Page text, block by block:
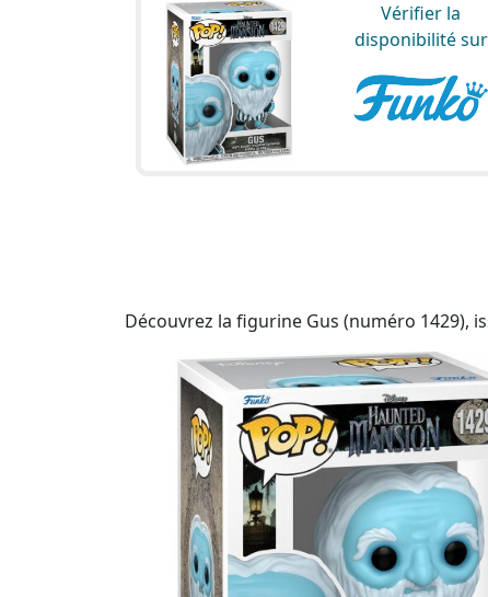
Vérifier la
disponibilité sur
Découvrez la figurine Gus (numéro 1429),